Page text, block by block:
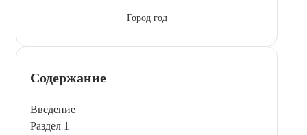
Город год
Содержание
Введение
Раздел 1